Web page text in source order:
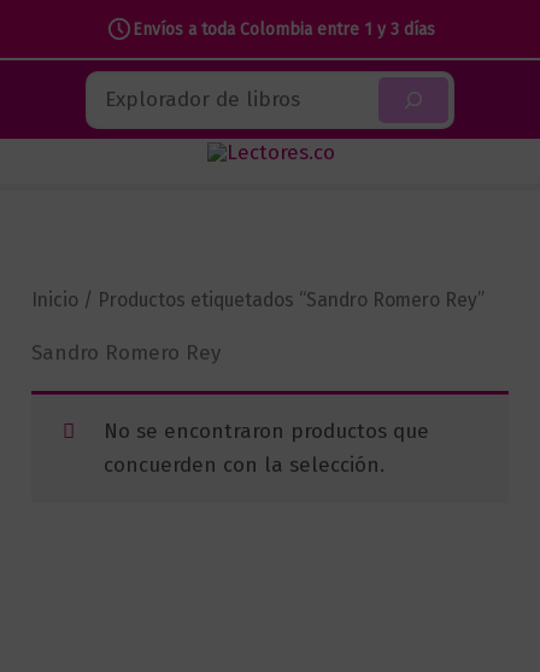
Envíos a toda Colombia entre 1 y 3 días
contenido
Buscar
Inicio / Productos etiquetados “Sandro Romero Rey”
Sandro Romero Rey
No se encontraron productos que
concuerden con la selección.